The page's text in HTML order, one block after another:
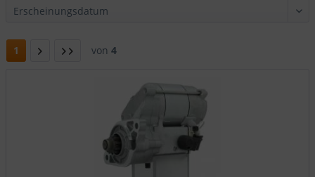
1 von 4